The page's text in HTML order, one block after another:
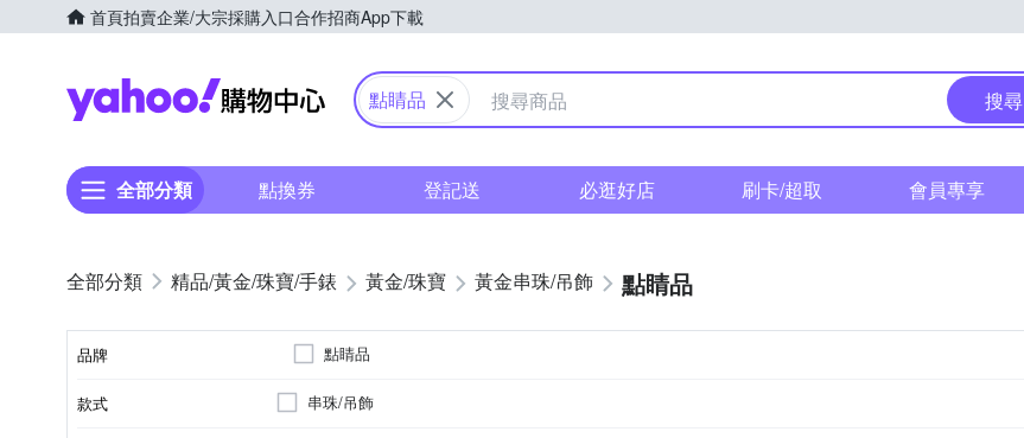
首頁拍賣企業/大宗採購入口合作招商App下載
Yahoo購物中心
點睛品 搜尋
全部分類 點換券 登記送 必逛好店 刷卡/超取 會員專享
精品/黃金/珠寶/手錶 黃金/珠寶 黃金串珠/吊飾 點睛品
品牌 點睛品
款式 串珠/吊飾